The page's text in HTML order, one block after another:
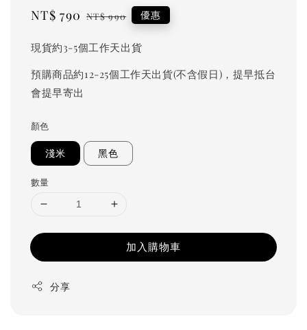
Sale
NT$ 790 Regular
NT$ 990 優惠
現貨約3-5個工作天出貨
預購商品約12-25個工作天出貨(不含假日)，提早抵台
會提早寄出
顏色
淺米 黑色
數量
加入購物車
分享